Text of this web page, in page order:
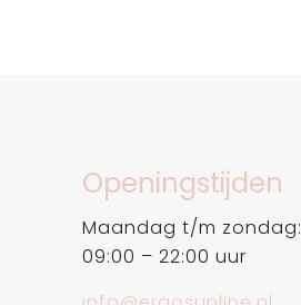
Openingstijden
Maandag t/m zondag:
09:00 – 22:00 uur